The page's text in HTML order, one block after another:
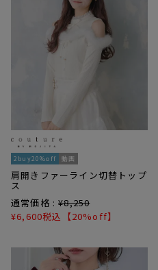
2buy20%off 動画
肩開きファーライン切替トップ
ス
通常価格 : ¥8,250
¥6,600税込 【20%off】